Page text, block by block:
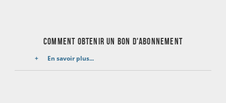
COMMENT OBTENIR UN BON D'ABONNEMENT
En savoir plus...